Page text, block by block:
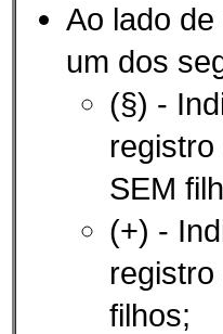
Ao lado
um dos
(§) -
SEM
(+) -
filhos;